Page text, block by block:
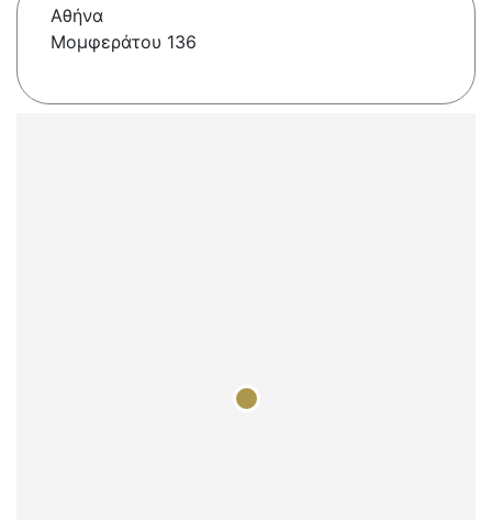
Αθήνα
Μομφεράτου 136